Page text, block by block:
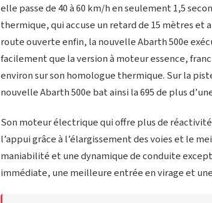
elle passe de 40 à 60 km/h en seulement 1,5
thermique, qui accuse un retard de 15 mètres et
route ouverte enfin, la nouvelle Abarth 500e
facilement que la version à moteur essence,
environ sur son homologue thermique. Sur la
nouvelle Abarth 500e bat ainsi la 695 de plus
Son moteur électrique qui offre plus de
l’appui grâce à l’élargissement des voies et le
maniabilité et une dynamique de conduite
immédiate, une meilleure entrée en virage et